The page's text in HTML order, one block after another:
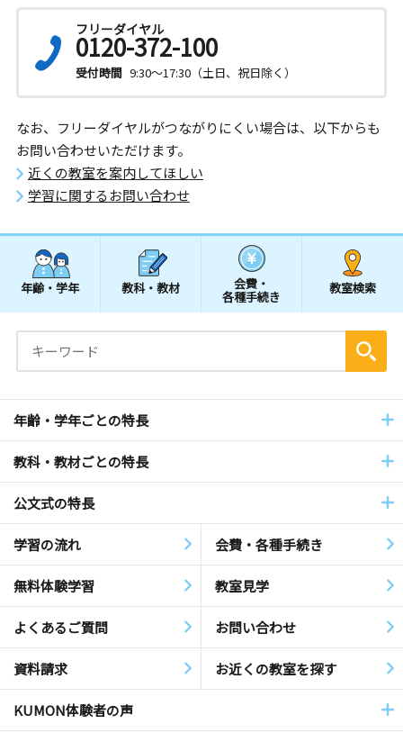
フリーダイヤル
0120-372-100
受付時間 9:30～17:30（土日、祝日除く）
なお、フリーダイヤルがつながりにくい場合は、以下からも
お問い合わせいただけます。
近くの教室を案内してほしい
学習に関するお問い合わせ
年齢・学年 教科・教材 会費・
各種手続き
教室検索
年齢・学年ごとの特長
教科・教材ごとの特長
公文式の特長
学習の流れ 会費・各種手続き
無料体験学習 教室見学
よくあるご質問 お問い合わせ
資料請求 お近くの教室を探す
KUMON体験者の声